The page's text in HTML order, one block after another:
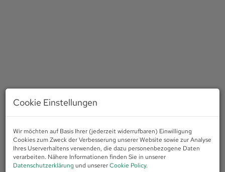
Willkommen in Ihrem neuen Zuhause in der wunderschönen
Stadt Innsbruck in Tirol! Eine atemberaubende Wohnung mit 3
Zimmern und einer Gesamtfläche von 76,17m² wartet darauf,
Cookie Einstellungen
Wir möchten auf Basis Ihrer (jederzeit widerrufbaren) Einwilligung
Cookies zum Zweck der Verbesserung unserer Website sowie zur Analyse
Ihres Userverhaltens verwenden, die dazu personenbezogene Daten
verarbeiten. Nähere Informationen finden Sie in unserer
Datenschutzerklärung und unsererCookie Policy.